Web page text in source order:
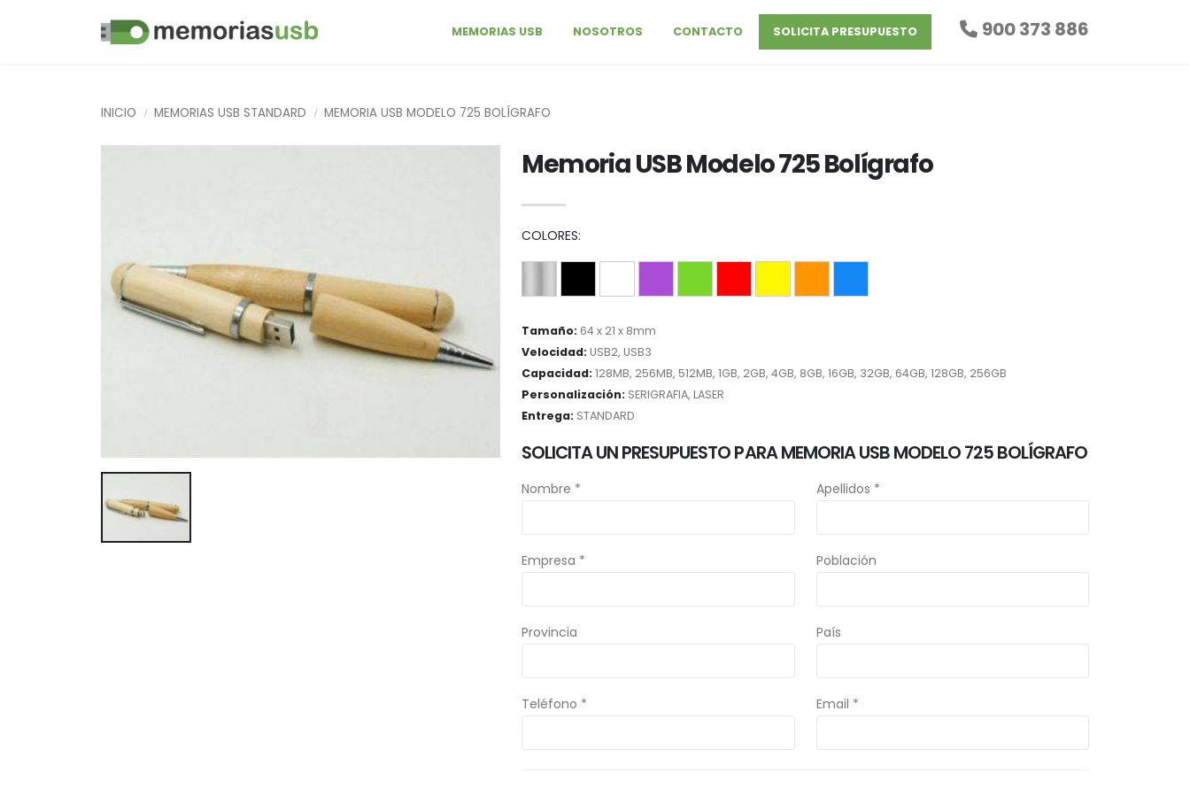
MEMORIAS USB NOSOTROS CONTACTO SOLICITA PRESUPUESTO 900 373 886
INICIO MEMORIAS USB STANDARD MEMORIA USB MODELO 725 BOLÍGRAFO
Memoria USB Modelo 725 Bolígrafo
COLORES:
Tamaño: 64 x 21 x 8mm
Velocidad: USB2, USB3
Capacidad: 128MB, 256MB, 512MB, 1GB, 2GB, 4GB, 8GB, 16GB, 32GB, 64GB, 128GB, 256GB
Personalización: SERIGRAFIA, LASER
Entrega: STANDARD
SOLICITA UN PRESUPUESTO PARA MEMORIA USB MODELO 725 BOLÍGRAFO
Nombre * Apellidos *
Empresa * Población
Provincia País
Teléfono * Email *